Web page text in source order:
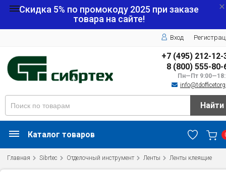
Скидка 5% по промокоду 2025 при заказе
товара на сайте!
Вход
+7 (495) 212-12-
8 (800) 555-80-
Пн—Пт
Найти
Каталог товаров
Главная Sibrtec Отделочный инструмент Ленты Ленты клеящие